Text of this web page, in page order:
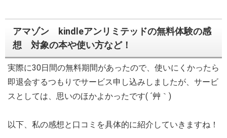
アマゾン kindleアンリミテッドの無料体験の感
想 対象の本や使い方など！
実際に30日間の無料期間があったので、使いにくかったら
即退会するつもりでサービス申し込みしましたが、サービ
スとしては、思いのほかよかったです( ´艸｀)
以下、私の感想と口コミを具体的に紹介していきますね！